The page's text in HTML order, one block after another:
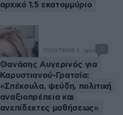
αρχικό 1,5 εκατομμύριο
ΠΟΛΙΤΙΚΗ8 λ. πριν
Θανάσης Αυγερινός για
Καρυστιανού-Γρατσία:
«Σπέκουλα, ψεύδη, πολιτική
αναξιοπρέπεια και
ανεπίδεκτες μαθήσεως»